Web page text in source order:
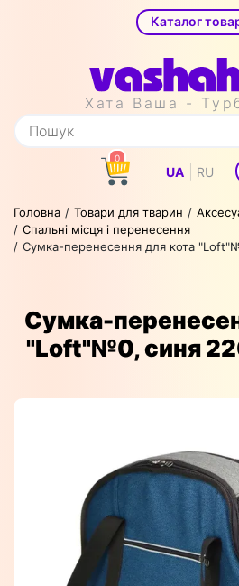
Каталог
Хата Ваша -
0
UA RU
Головна Товари для тварин
Спальні місця і перенесення
Сумка-перенесення для кота
Сумка-
"Loft"№0, синя